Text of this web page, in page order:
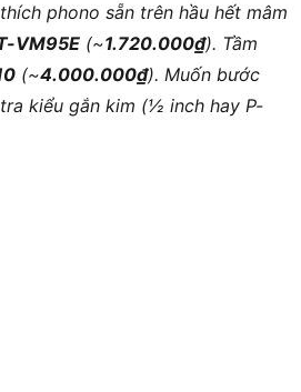
phono sẵn trên hầu hết mâm
VM95E (~1.720.000₫). Tầm
(~4.000.000₫). Muốn bước
kiểu gắn kim (½ inch hay P-